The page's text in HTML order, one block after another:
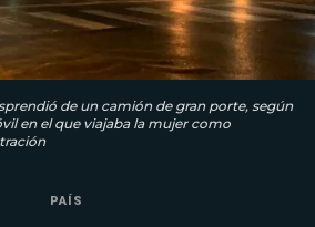
de un camión de gran porte, según
en el que viajaba la mujer como
PAÍS